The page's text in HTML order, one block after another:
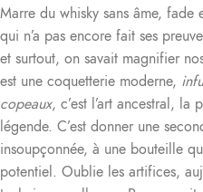
Marre du whisky sans âme, fade
qui n’a pas encore fait ses
et surtout, on savait magnifier
est une coquetterie moderne,
copeaux, c’est l’art ancestral, la
légende. C’est donner une
insoupçonnée, à une bouteille
potentiel. Oublie les artifices,